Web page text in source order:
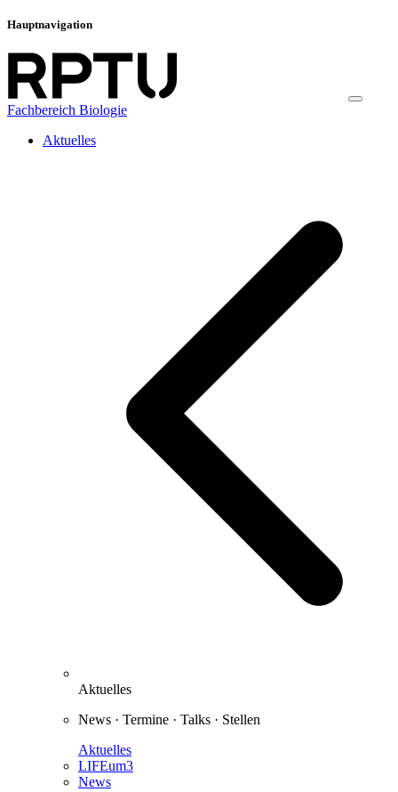
Hauptnavigation
Fachbereich Biologie
Aktuelles
Aktuelles
News · Termine · Talks · Stellen
Aktuelles
LIFEum3
News